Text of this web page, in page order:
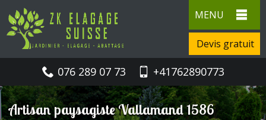
MENU
Devis gratuit
076 289 07 73 +41762890773
Artisan paysagiste Vallamand 1586